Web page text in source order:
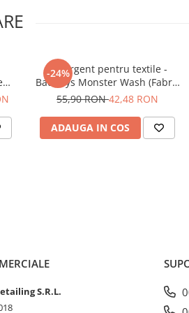
-24%
Detergent pentru textile -
BadBoys Monster Wash (Fabric
Cleaner) (500ml)
55,90 RON42,48 RON
ADAUGA IN COS
S.R.L.